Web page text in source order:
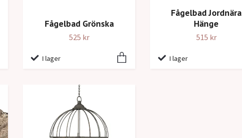
Fågelbad Grönska
525 kr
I lager
Fågelbad Jordnära
Hänge
515 kr
I lager